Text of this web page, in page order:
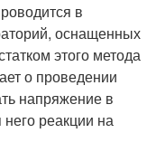
в
оснащенных
этого метода
о проведении
напряжение в
реакции на